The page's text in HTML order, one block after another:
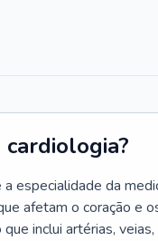
cardiologia?
a especialidade da
afetam o coração e
que inclui artérias,